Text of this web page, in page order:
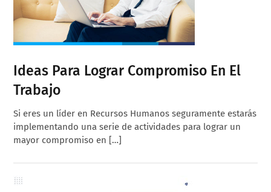
Ideas Para Lograr Compromiso En El
Trabajo
Si eres un líder en Recursos Humanos seguramente estarás
implementando una serie de actividades para lograr un
mayor compromiso en […]